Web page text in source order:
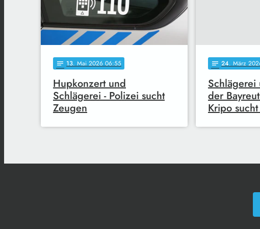
notes 13. Mai 2026 06:55
Hupkonzert und
Schlägerei - Polizei sucht
Zeugen
notes 24. März
Schlägerei
der
Kripo